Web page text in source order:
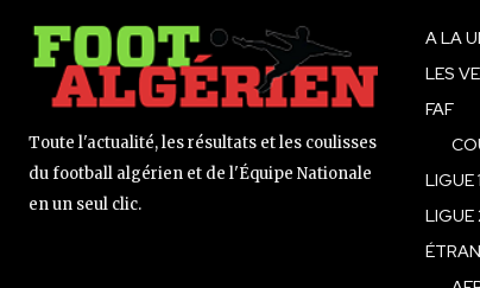
Toute l'actualité, les résultats et les coulisses
du football algérien et de l'Équipe Nationale
en un seul clic.
A LA
LES
FAF
LIGUE 1
LIGUE